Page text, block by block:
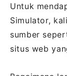
Untuk
Simulator,
sumber
situs web